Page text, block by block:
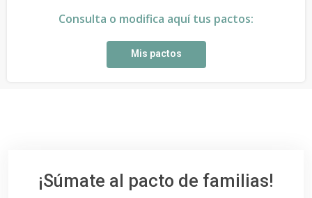
Consulta o modifica aquí tus pactos:
Mis pactos
¡Súmate al pacto de familias!